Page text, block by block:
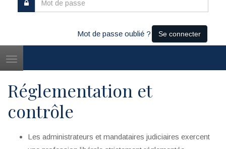
Mot de passe oublié ? Se connecter
Toggle
Réglementation et
contrôle
Les administrateurs et mandataires judiciaires exercent